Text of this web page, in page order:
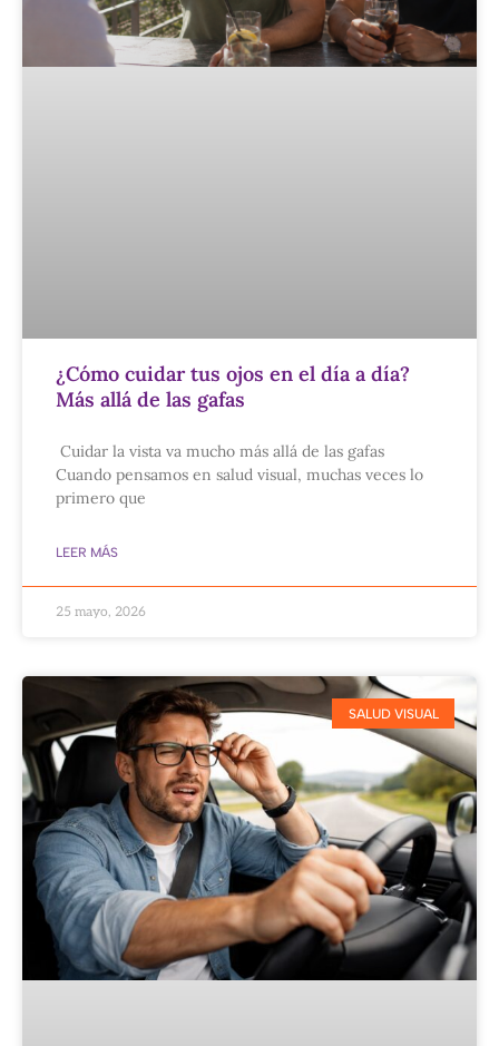
¿Cómo cuidar tus ojos en el día a día?
Más allá de las gafas
Cuidar la vista va mucho más allá de las gafas
Cuando pensamos en salud visual, muchas veces lo
primero que
LEER MÁS
25 mayo, 2026
SALUD VISUAL